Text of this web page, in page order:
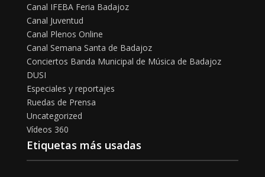
Canal IFEBA Feria Badajoz
Canal Juventud
Canal Plenos Online
Canal Semana Santa de Badajoz
Conciertos Banda Municipal de Música de Badajoz
DUSI
Especiales y reportajes
Ruedas de Prensa
Uncategorized
Vídeos 360
Etiquetas más usadas